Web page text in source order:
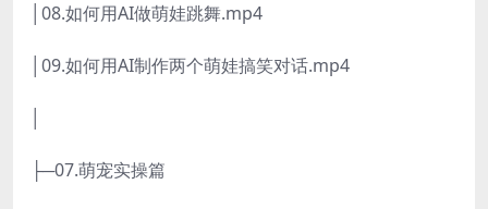
│08.如何用AI做萌娃跳舞.mp4
│09.如何用AI制作两个萌娃搞笑对话.mp4
├─07.萌宠实操篇